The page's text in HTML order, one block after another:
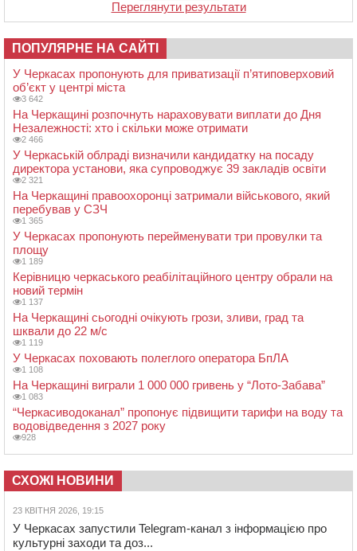
Переглянути результати
ПОПУЛЯРНЕ НА САЙТІ
У Черкасах пропонують для приватизації п’ятиповерховий
об’єкт у центрі міста
3 642
На Черкащині розпочнуть нараховувати виплати до Дня
Незалежності: хто і скільки може отримати
2 466
У Черкаській облраді визначили кандидатку на посаду
директора установи, яка супроводжує 39 закладів освіти
2 321
На Черкащині правоохоронці затримали військового, який
перебував у СЗЧ
1 365
У Черкасах пропонують перейменувати три провулки та
площу
1 189
Керівницю черкаського реабілітаційного центру обрали на
новий термін
1 137
На Черкащині сьогодні очікують грози, зливи, град та
шквали до 22 м/с
1 119
У Черкасах поховають полеглого оператора БпЛА
1 108
На Черкащині виграли 1 000 000 гривень у “Лото-Забава”
1 083
“Черкасиводоканал” пропонує підвищити тарифи на воду та
водовідведення з 2027 року
928
СХОЖІ НОВИНИ
23 КВІТНЯ 2026, 19:15
У Черкасах запустили Telegram-канал з інформацією про
культурні заходи та доз...